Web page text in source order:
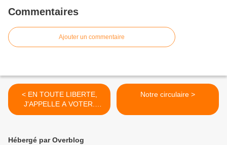
Commentaires
Ajouter un commentaire
< EN TOUTE LIBERTE,
J'APPELLE A VOTER.
Roger Colombier
Notre circulaire >
Hébergé par Overblog